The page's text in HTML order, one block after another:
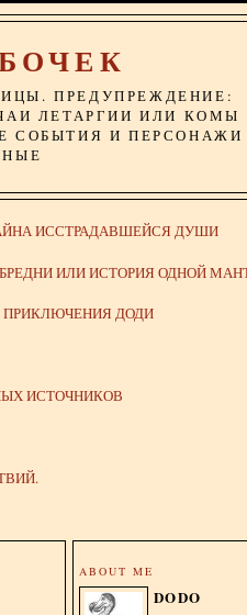
ПРЕДУПРЕЖДЕНИЕ:
ЛЕТАРГИИ ИЛИ КОМЫ
СОБЫТИЯ И ПЕРСОНАЖИ
ИССТРАДАВШЕЙСЯ ДУШИ
ИЛИ ИСТОРИЯ ОДНОЙ
ПРИКЛЮЧЕНИЯ ДОДИ
ИСТОЧНИКОВ
ABOUT ME
DODO